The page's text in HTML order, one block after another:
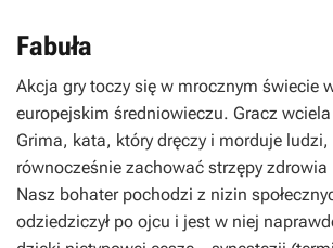
Fabuła
Akcja gry toczy się w mrocznym świecie
europejskim średniowieczu. Gracz
Grima, kata, który dręczy i morduje
równocześnie zachować strzępy zdrowia
Nasz bohater pochodzi z nizin
odziedziczył po ojcu i jest w niej